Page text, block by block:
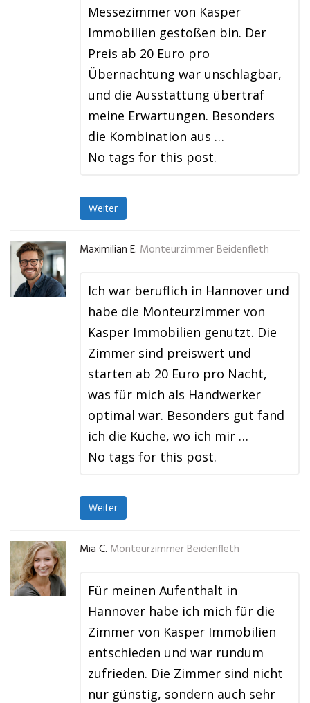
Messezimmer von Kasper
Immobilien gestoßen bin. Der
Preis ab 20 Euro pro
Übernachtung war unschlagbar,
und die Ausstattung übertraf
meine Erwartungen. Besonders
die Kombination aus …
No tags for this post.
Weiter
Maximilian E. Monteurzimmer Beidenfleth
Ich war beruflich in Hannover und
habe die Monteurzimmer von
Kasper Immobilien genutzt. Die
Zimmer sind preiswert und
starten ab 20 Euro pro Nacht,
was für mich als Handwerker
optimal war. Besonders gut fand
ich die Küche, wo ich mir …
No tags for this post.
Weiter
Mia C. Monteurzimmer Beidenfleth
Für meinen Aufenthalt in
Hannover habe ich mich für die
Zimmer von Kasper Immobilien
entschieden und war rundum
zufrieden. Die Zimmer sind nicht
nur günstig, sondern auch sehr